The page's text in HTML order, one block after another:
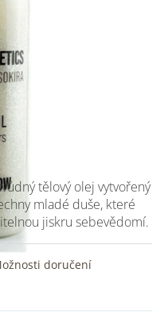
doručení
tělový olej vytvořený
mladé duše, které
jiskru sebevědomí.